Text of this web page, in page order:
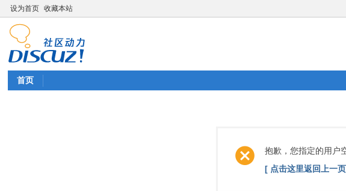
设为首页 收藏本站
首页
抱歉，您指定的用户
[ 点击这里返回上一